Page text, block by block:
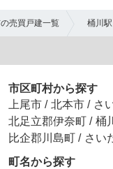
売買戸建一覧 桶川駅
市区町村から探す
上尾市 / 北本市 / さ
北足立郡伊奈町 / 桶
比企郡川島町 / さい
町名から探す